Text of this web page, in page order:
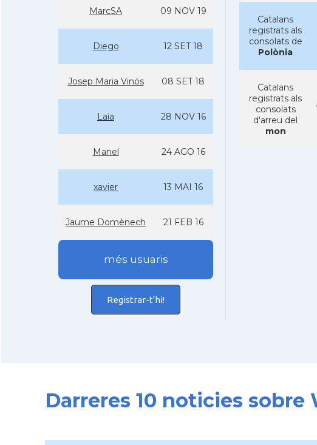
MarcSA 09 NOV 19
Diego 12 SET 18
Josep Maria Vinós 08 SET 18
Laia 28 NOV 16
Manel 24 AGO 16
xavier 13 MAI 16
Jaume Domènech 21 FEB 16
més usuaris
Registrar-t'hi!
Catalans
registrats als
consolats de
Polònia
Catalans
registrats als
consolats
d'arreu del
mon
Darreres 10 noticies sobre